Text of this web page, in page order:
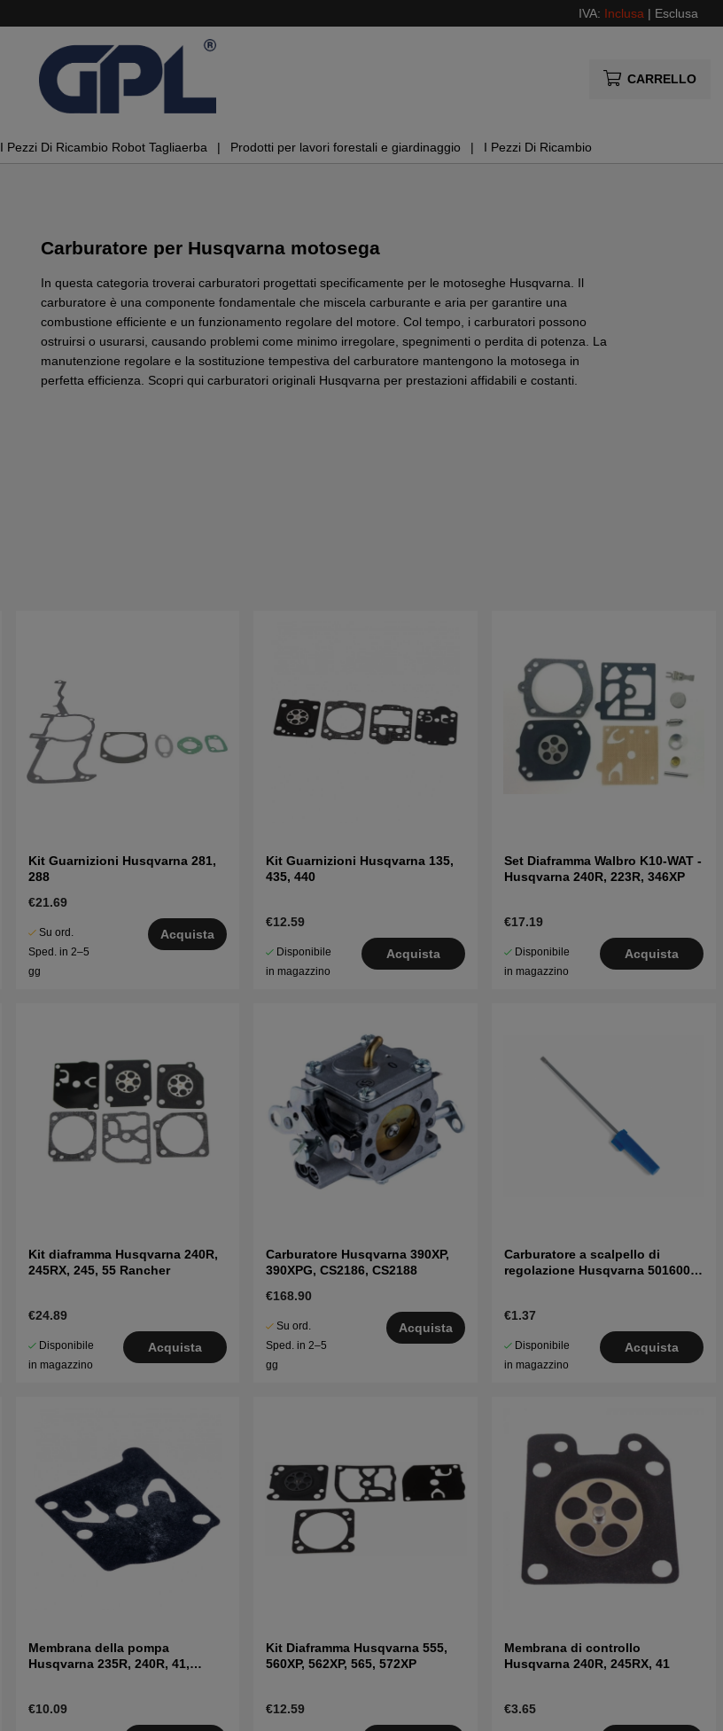
IVA: Inclusa | Esclusa
CARRELLO
I Pezzi Di Ricambio Robot Tagliaerba Prodotti per lavori forestali e giardinaggio I Pezzi Di Ricambio
Carburatore per Husqvarna motosega
In questa categoria troverai carburatori progettati specificamente per le motoseghe Husqvarna. Il
carburatore è una componente fondamentale che miscela carburante e aria per garantire una
combustione efficiente e un funzionamento regolare del motore. Col tempo, i carburatori possono
ostruirsi o usurarsi, causando problemi come minimo irregolare, spegnimenti o perdita di potenza. La
manutenzione regolare e la sostituzione tempestiva del carburatore mantengono la motosega in
perfetta efficienza. Scopri qui carburatori originali Husqvarna per prestazioni affidabili e costanti.
Kit Guarnizioni Husqvarna 281,
288
€21.69
Su ord.
Sped. in 2–5
gg
Acquista
Kit Guarnizioni Husqvarna 135,
435, 440
€12.59
Disponibile
in magazzino
Acquista
Set Diaframma Walbro K10-WAT -
Husqvarna 240R, 223R, 346XP
€17.19
Disponibile
in magazzino
Acquista
Kit diaframma Husqvarna 240R,
245RX, 245, 55 Rancher
€24.89
Disponibile
in magazzino
Acquista
Carburatore Husqvarna 390XP,
390XPG, CS2186, CS2188
€168.90
Su ord.
Sped. in 2–5
gg
Acquista
Carburatore a scalpello di
regolazione Husqvarna 5016002-
€1.37
Disponibile
in magazzino
Acquista
Membrana della pompa
Husqvarna 235R, 240R, 41,
€10.09
Kit Diaframma Husqvarna 555,
560XP, 562XP, 565, 572XP
€12.59
Membrana di controllo
Husqvarna 240R, 245RX, 41
€3.65